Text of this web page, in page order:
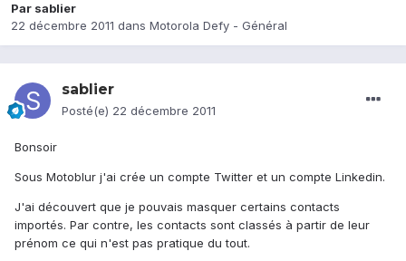
Par sablier
22 décembre 2011 dans Motorola Defy - Général
sablier
Posté(e) 22 décembre 2011
Bonsoir
Sous Motoblur j'ai crée un compte Twitter et un compte Linkedin.
J'ai découvert que je pouvais masquer certains contacts
importés. Par contre, les contacts sont classés à partir de leur
prénom ce qui n'est pas pratique du tout.